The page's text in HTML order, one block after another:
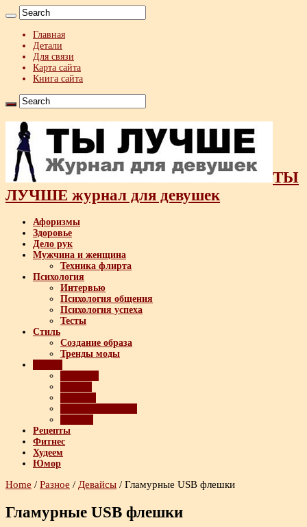
Главная
Детали
Для связи
Карта сайта
Книга сайта
ТЫ
ЛУЧШЕ журнал для девушек
Афоризмы
Здоровье
Дело рук
Мужчина и женщина
Техника флирта
Психология
Интервью
Психология общения
Психология успеха
Тесты
Стиль
Создание образа
Тренды моды
Рецепты
Фитнес
Худеем
Юмор
Home / Разное / Девайсы / Гламурные USB флешки
Гламурные USB флешки